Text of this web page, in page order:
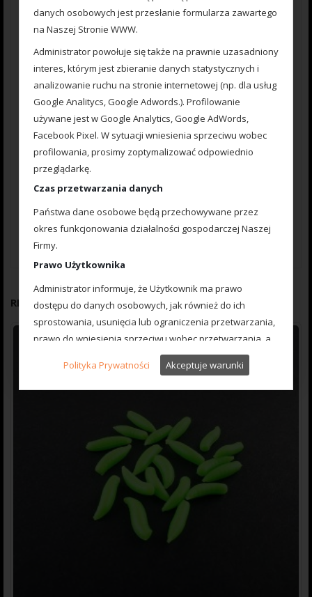
Nazwa*
E-mail*
wypełnić dane podczas pisania kolejnych komentarzy.
RELATED PRODUCTS
danych osobowych jest przesłanie formularza zawartego
na Naszej Stronie WWW.
Administrator powołuje się także na prawnie uzasadniony
interes, którym jest zbieranie danych statystycznych i
analizowanie ruchu na stronie internetowej (np. dla usług
Google Analitycs, Google Adwords.). Profilowanie
używane jest w Google Analytics, Google AdWords,
Facebook Pixel. W sytuacji wniesienia sprzeciwu wobec
profilowania, prosimy zoptymalizować odpowiednio
przeglądarkę.
Czas przetwarzania danych
Państwa dane osobowe będą przechowywane przez
okres funkcjonowania działalności gospodarczej Naszej
Firmy.
Prawo Użytkownika
Administrator informuje, że Użytkownik ma prawo
dostępu do danych osobowych, jak również do ich
sprostowania, usunięcia lub ograniczenia przetwarzania,
prawo do wniesienia sprzeciwu wobec przetwarzania, a
także do wniesienia skargi do organu nadzorczego.
W przypadku pytań dotyczących przetwarzania danych
osobowych prosimy o kontakt z Inspektorem Ochrony
Danych pod wskazany adres e-mail: madcarp@wp.pl
Mechanizm Cookies
Administrator wykorzystuje pliki cookies
(ciasteczka), czyli niewielkie informacje
tekstowe, przechowywane na urządzeniu
końcowym Użytkownika (np. komputer, tablet,
smartphone). Cookies mogą być odczytywane
Polityka Prywatności Akceptuje warunki